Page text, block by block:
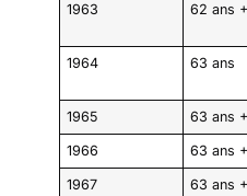
1963 62 ans
1964 63 ans
1965 63 ans
1966 63 ans
1967 63 ans